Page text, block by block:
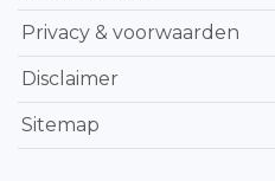
Privacy & voorwaarden
Disclaimer
Sitemap